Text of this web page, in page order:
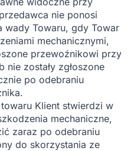
nie ponosi
wady Towaru, gdy Towar
mechanicznymi,
przewoźnikowi przy
nie zostały zgłoszone
po odebraniu
Klient stwierdzi w
mechaniczne,
zaraz po odebraniu
do skorzystania ze